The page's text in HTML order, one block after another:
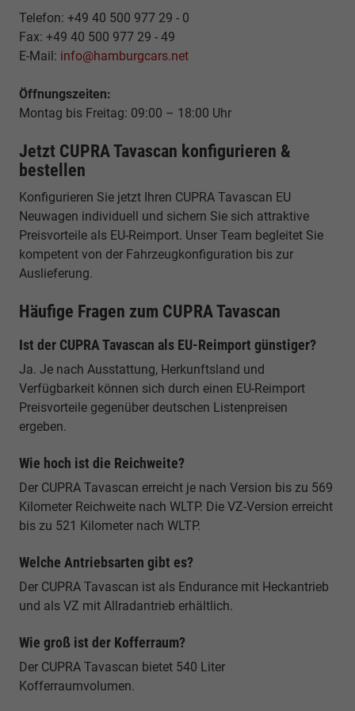
Telefon: +49 40 500 977 29 - 0
Fax: +49 40 500 977 29 - 49
E-Mail: info@hamburgcars.net
Öffnungszeiten:
Montag bis Freitag: 09:00 – 18:00 Uhr
Jetzt CUPRA Tavascan konfigurieren &
bestellen
Konfigurieren Sie jetzt Ihren CUPRA Tavascan EU
Neuwagen individuell und sichern Sie sich attraktive
Preisvorteile als EU-Reimport. Unser Team begleitet Sie
kompetent von der Fahrzeugkonfiguration bis zur
Auslieferung.
Häufige Fragen zum CUPRA Tavascan
Ist der CUPRA Tavascan als EU-Reimport günstiger?
Ja. Je nach Ausstattung, Herkunftsland und
Verfügbarkeit können sich durch einen EU-Reimport
Preisvorteile gegenüber deutschen Listenpreisen
ergeben.
Wie hoch ist die Reichweite?
Der CUPRA Tavascan erreicht je nach Version bis zu 569
Kilometer Reichweite nach WLTP. Die VZ-Version erreicht
bis zu 521 Kilometer nach WLTP.
Welche Antriebsarten gibt es?
Der CUPRA Tavascan ist als Endurance mit Heckantrieb
und als VZ mit Allradantrieb erhältlich.
Wie groß ist der Kofferraum?
Der CUPRA Tavascan bietet 540 Liter
Kofferraumvolumen.